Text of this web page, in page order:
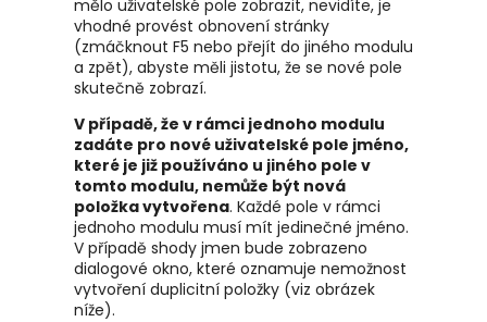
mělo uživatelské pole zobrazit, nevidíte, je
vhodné provést obnovení stránky
(zmáčknout F5 nebo přejít do jiného modulu
a zpět), abyste měli jistotu, že se nové pole
skutečně zobrazí.
V případě, že v rámci jednoho modulu
zadáte pro nové uživatelské pole jméno,
které je již používáno u jiného pole v
tomto modulu, nemůže být nová
položka vytvořena. Každé pole v rámci
jednoho modulu musí mít jedinečné jméno.
V případě shody jmen bude zobrazeno
dialogové okno, které oznamuje nemožnost
vytvoření duplicitní položky (viz obrázek
níže).